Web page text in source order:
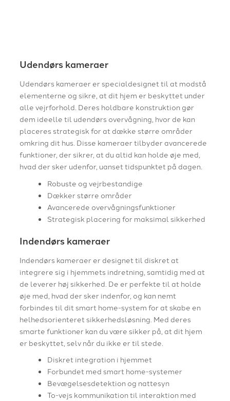
Udendørs kameraer
Udendørs kameraer er specialdesignet til at modstå
elementerne og sikre, at dit hjem er beskyttet under
alle vejrforhold. Deres holdbare konstruktion gør
dem ideelle til udendørs overvågning, hvor de kan
placeres strategisk for at dække større områder
omkring dit hus. Disse kameraer tilbyder avancerede
funktioner, der sikrer, at du altid kan holde øje med,
hvad der sker udenfor, uanset tidspunktet på dagen.
Robuste og vejrbestandige
Dækker større områder
Avancerede overvågningsfunktioner
Strategisk placering for maksimal sikkerhed
Indendørs kameraer
Indendørs kameraer er designet til diskret at
integrere sig i hjemmets indretning, samtidig med at
de leverer høj sikkerhed. De er perfekte til at holde
øje med, hvad der sker indenfor, og kan nemt
forbindes til dit smart home-system for at skabe en
helhedsorienteret sikkerhedsløsning. Med deres
smarte funktioner kan du være sikker på, at dit hjem
er beskyttet, selv når du ikke er til stede.
Diskret integration i hjemmet
Forbundet med smart home-systemer
Bevægelsesdetektion og nattesyn
To-vejs kommunikation til interaktion med